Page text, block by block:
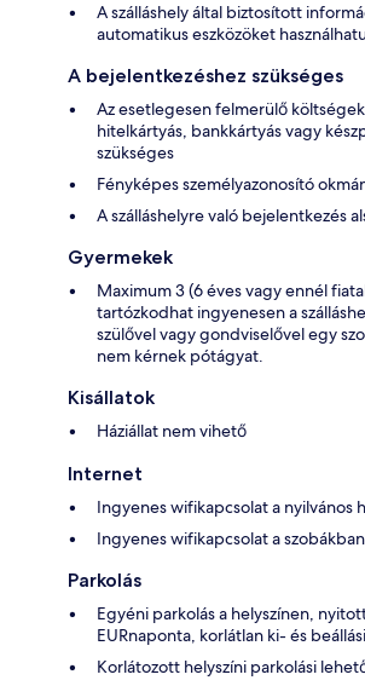
A szálláshely által biztosított
automatikus eszközöket
A bejelentkezéshez szükséges
Az esetlegesen felmerülő
hitelkártyás, bankkártyás vagy
szükséges
Fényképes személyazonosító
A szálláshelyre való bejelentkezés
Gyermekek
Maximum 3 (6 éves vagy ennél
tartózkodhat ingyenesen a
szülővel vagy gondviselővel egy
nem kérnek pótágyat.
Kisállatok
Háziállat nem vihető
Internet
Ingyenes wifikapcsolat a nyilvános
Ingyenes wifikapcsolat a szobákban
Parkolás
Egyéni parkolás a helyszínen,
EURnaponta, korlátlan ki- és
Korlátozott helyszíni parkolási